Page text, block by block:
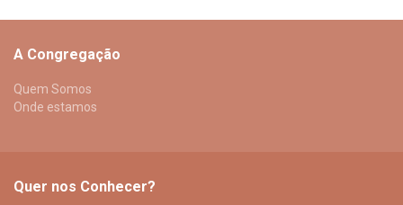
A Congregação
Quem Somos
Onde estamos
Quer nos Conhecer?